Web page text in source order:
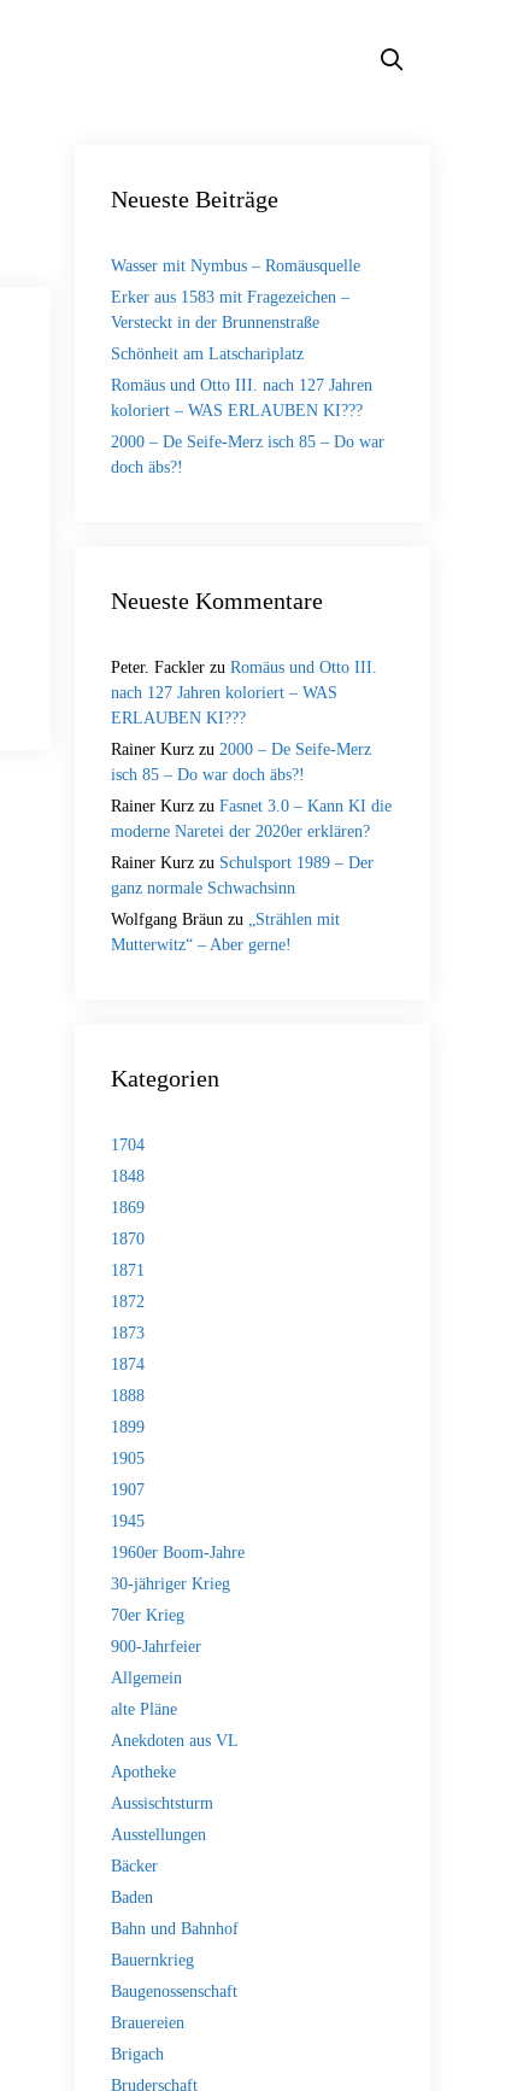
Neueste Beiträge
Wasser mit Nymbus – Romäusquelle
Erker aus 1583 mit Fragezeichen –
Versteckt in der Brunnenstraße
Schönheit am Latschariplatz
Romäus und Otto III. nach 127 Jahren
koloriert – WAS ERLAUBEN KI???
2000 – De Seife-Merz isch 85 – Do war
doch äbs?!
Neueste Kommentare
Peter. Fackler zu Romäus und Otto III.
nach 127 Jahren koloriert – WAS
ERLAUBEN KI???
Rainer Kurz zu 2000 – De Seife-Merz
isch 85 – Do war doch äbs?!
Rainer Kurz zu Fasnet 3.0 – Kann KI die
moderne Naretei der 2020er erklären?
Rainer Kurz zu Schulsport 1989 – Der
ganz normale Schwachsinn
Wolfgang Bräun zu „Strählen mit
Mutterwitz“ – Aber gerne!
Kategorien
1704
1848
1869
1870
1871
1872
1873
1874
1888
1899
1905
1907
1945
1960er Boom-Jahre
30-jähriger Krieg
70er Krieg
900-Jahrfeier
Allgemein
alte Pläne
Anekdoten aus VL
Apotheke
Aussischtsturm
Ausstellungen
Bäcker
Baden
Bahn und Bahnhof
Bauernkrieg
Baugenossenschaft
Brauereien
Brigach
Bruderschaft